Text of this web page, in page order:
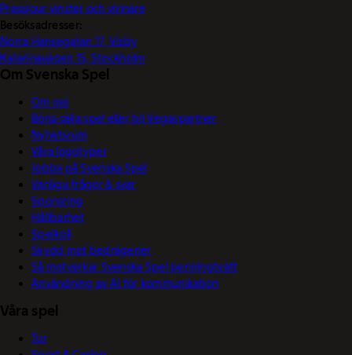
Pressjour vinster och vinnare
Besöksadresser:
Norra Hansegatan 17, Visby
Katarinavägen 15, Stockholm
Om Svenska Spel
Om oss
Börja sälja spel eller bli Vegaspartner
Nyhetsrum
Våra logotyper
Jobba på Svenska Spel
Vanliga frågor & svar
Sponsring
Hållbarhet
Spelkoll
Skydd mot bedrägerier
Så motverkar Svenska Spel penningtvätt
Användning av AI för kommunikation
Våra spel
Tur